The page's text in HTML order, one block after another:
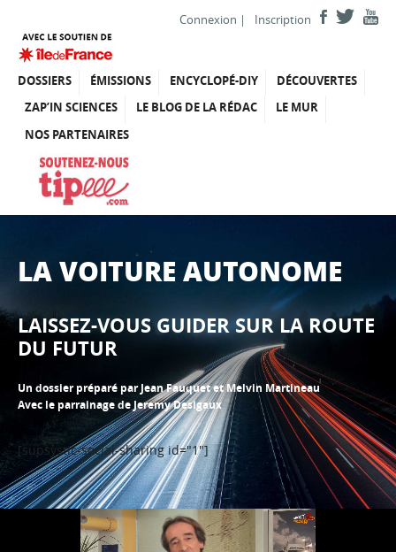
Connexion | Inscription
DOSSIERS ÉMISSIONS ENCYCLOPÉ-DIY
DÉCOUVERTES
ZAP’IN SCIENCES
LE BLOG DE LA RÉDAC
LE MUR
NOS PARTENAIRES
LA VOITURE AUTONOME
LAISSEZ-VOUS GUIDER SUR LA ROUTE
DU FUTUR
Un dossier préparé par Jean Fauquet et Melvin Martineau
Avec le parrainage de Jeremy Desigaux
[supsystic-social-sharing id="1"]